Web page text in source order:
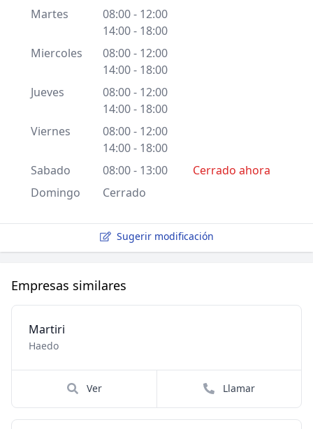
Martes
08:00 - 12:00
14:00 - 18:00
Miercoles
08:00 - 12:00
14:00 - 18:00
Jueves
08:00 - 12:00
14:00 - 18:00
Viernes
08:00 - 12:00
14:00 - 18:00
Sabado
08:00 - 13:00
Cerrado ahora
Domingo
Cerrado
Sugerir modificación
Empresas similares
Martiri
Haedo
Ver Llamar